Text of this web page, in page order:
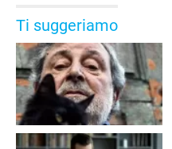
RECENSIONI
Ti suggeriamo